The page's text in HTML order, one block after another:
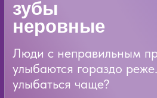
требуется
исправить дефекты
Часто улыбка - это и есть главное!
Наши специалисты, как никто другой
знают об этом.